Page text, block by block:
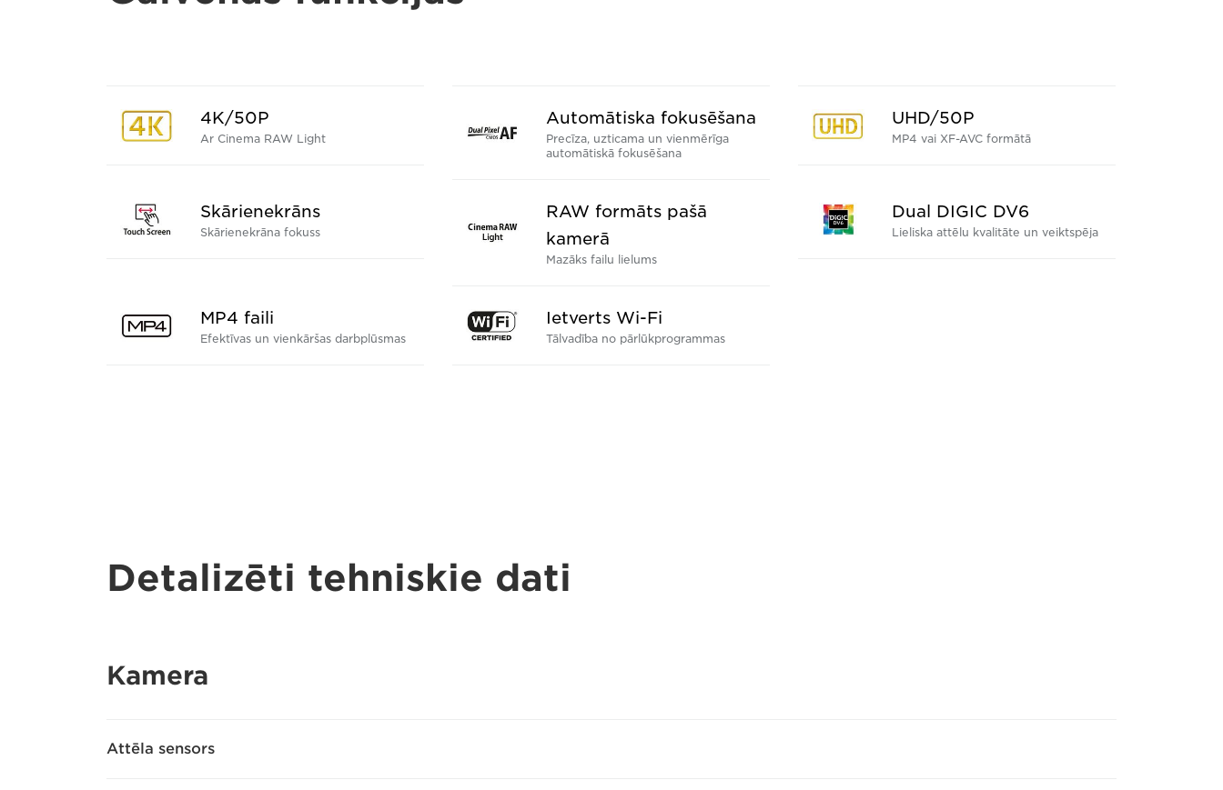
4K/50P
Ar Cinema RAW Light
Automātiska fokusēšana
Precīza, uzticama un vienmērīga
automātiskā fokusēšana
UHD/50P
MP4 vai XF-AVC formātā
Skārienekrāns
Skārienekrāna fokuss
RAW formāts pašā
kamerā
Mazāks failu lielums
Dual DIGIC DV6
Lieliska attēlu kvalitāte un veiktspēja
MP4 faili
Efektīvas un vienkāršas darbplūsmas
Ietverts Wi-Fi
Tālvadība no pārlūkprogrammas
Detalizēti tehniskie dati
Kamera
Attēla sensors